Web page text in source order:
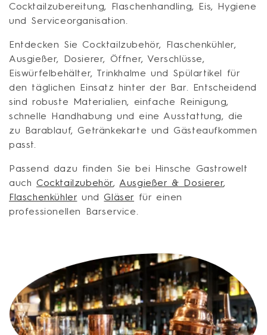
g
o
r
i
e
:
Cocktailzubereitung, Flaschenhandling, Eis, Hygiene
und Serviceorganisation.
Entdecken Sie Cocktailzubehör, Flaschenkühler,
Ausgießer, Dosierer, Öffner, Verschlüsse,
Eiswürfelbehälter, Trinkhalme und Spülartikel für
den täglichen Einsatz hinter der Bar. Entscheidend
sind robuste Materialien, einfache Reinigung,
schnelle Handhabung und eine Ausstattung, die
zu Barablauf, Getränkekarte und Gästeaufkommen
passt.
Passend dazu finden Sie bei Hinsche Gastrowelt
auch Cocktailzubehör,Ausgießer & Dosierer,
Flaschenkühler undGläser für einen
professionellen Barservice.